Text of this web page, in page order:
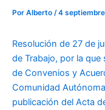
Por Alberto /4
Resolución de 27 de
de Trabajo, por la
de Convenios y
Comunidad
publicación del Acta